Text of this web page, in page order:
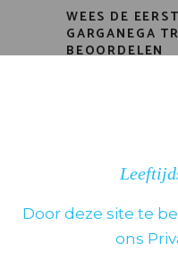
Door deze site te
ons
WEES DE
GARGANEGA
BEOORDELEN